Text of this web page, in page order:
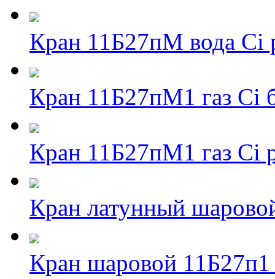
Кран 11Б27пМ вода Ci
Кран 11Б27пМ1 газ Ci
Кран 11Б27пМ1 газ Ci
Кран латунный
Кран шаровой